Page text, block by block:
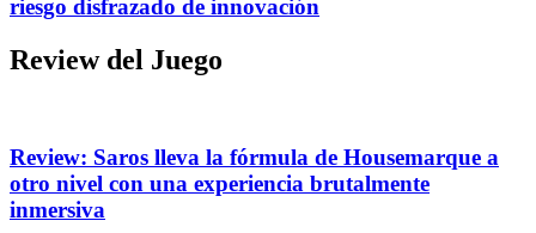
riesgo disfrazado de innovación
Review del Juego
Review: Saros lleva la fórmula de Housemarque a
otro nivel con una experiencia brutalmente
inmersiva